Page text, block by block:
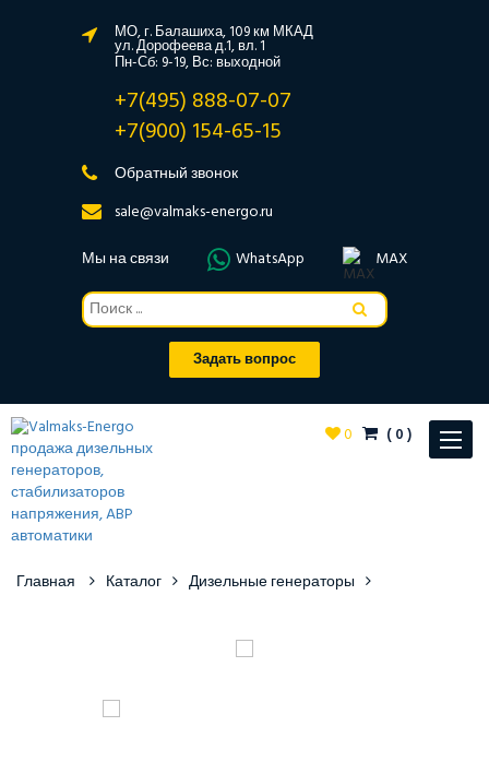
МО, г. Балашиха, 109 км МКАД
ул. Дорофеева д.1, вл. 1
Пн-Сб: 9-19, Вс: выходной
+7(495) 888-07-07
+7(900) 154-65-15
Обратный звонок
sale@valmaks-energo.ru
Мы на связи
WhatsApp MAX
Задать вопрос
Toggle
0 (0)
Главная Каталог Дизельные генераторы